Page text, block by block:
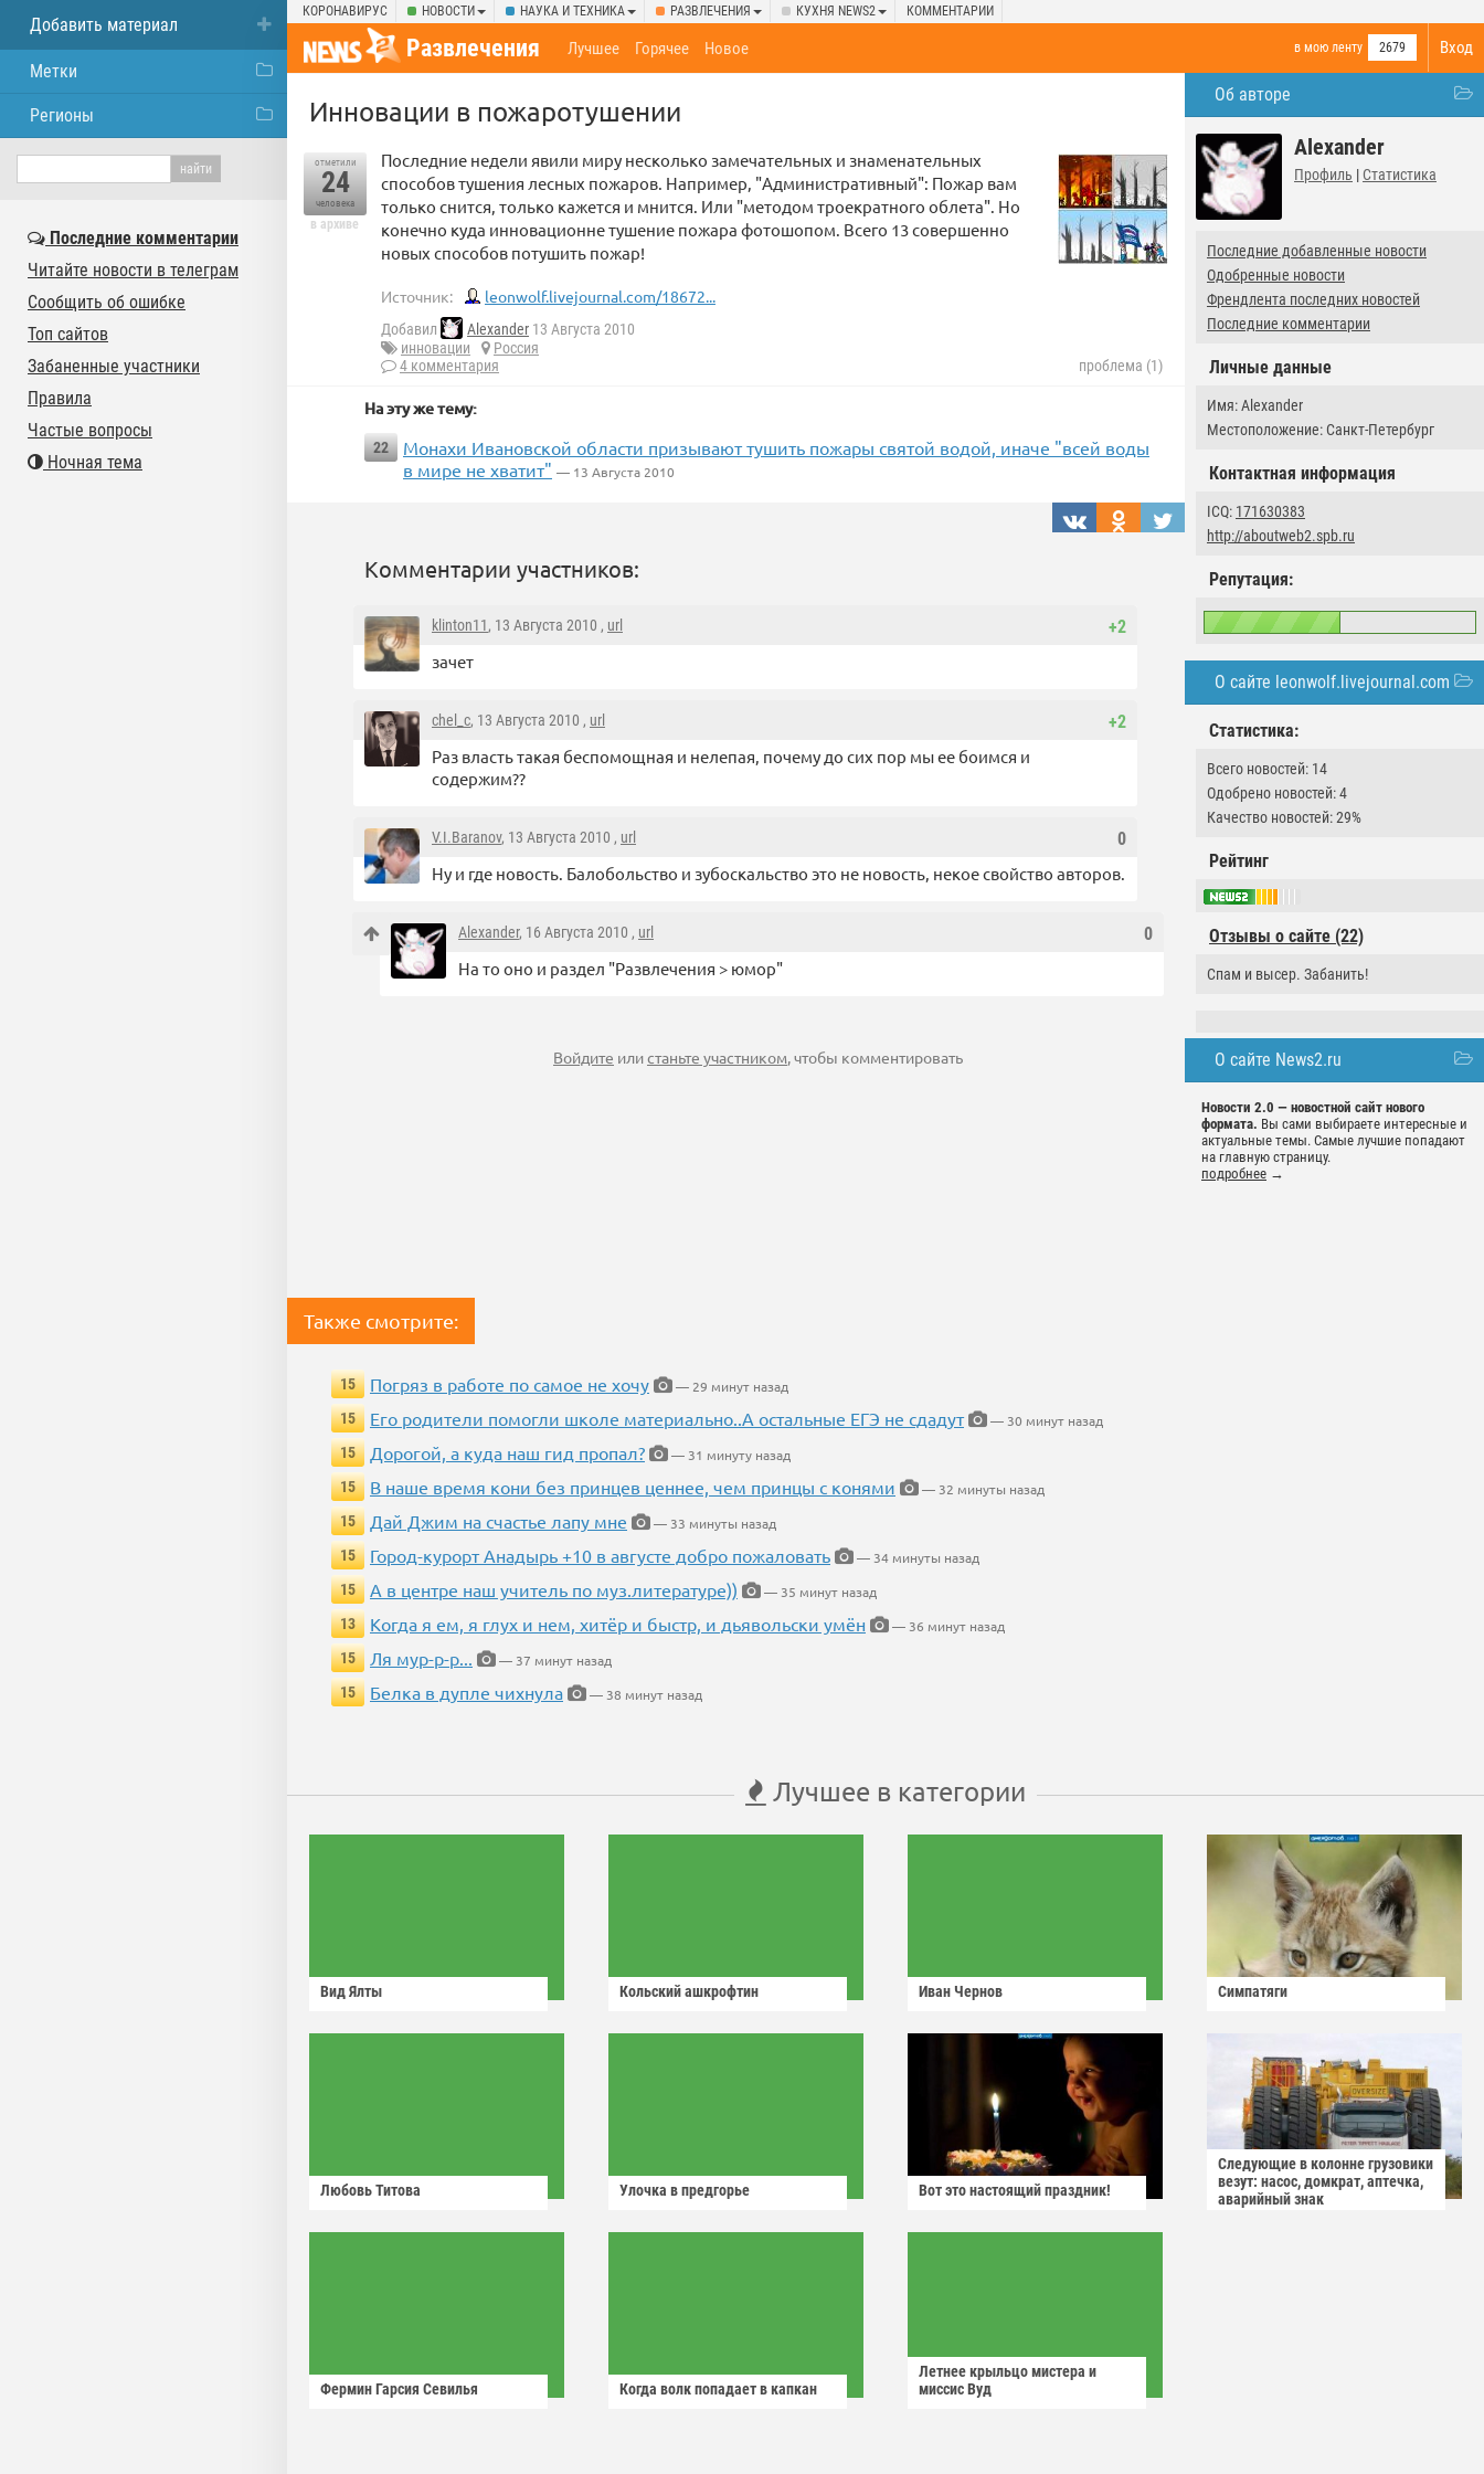
КОРОНАВИРУС НОВОСТИ НАУКА И ТЕХНИКА РАЗВЛЕЧЕНИЯ КУХНЯ NEWS2 КОММЕНТАРИИ
Вход
Развлечения в мою ленту 2679
Лучшее Горячее Новое
Об авторе
Alexander
Профиль | Статистика
Последние добавленные новости
Одобренные новости
Френдлента последних новостей
Последние комментарии
Личные данные
Имя: Alexander
Местоположение: Санкт-Петербург
Контактная информация
ICQ: 171630383
http://aboutweb2.spb.ru
Репутация:
О сайте leonwolf.livejournal.com
Статистика:
Всего новостей: 14
Одобрено новостей: 4
Качество новостей: 29%
Рейтинг
Отзывы о сайте (22)
Спам и высер. Забанить!
О сайте News2.ru
Новости 2.0 — новостной сайт нового
формата. Вы сами выбираете интересные и
актуальные темы. Самые лучшие попадают
на главную страницу.
подробнее →
Инновации в пожаротушении
отметили
24
человека
в архиве
Последние недели явили миру несколько замечательных и знаменательных
способов тушения лесных пожаров. Например, "Административный": Пожар вам
только снится, только кажется и мнится. Или "методом троекратного облета". Но
конечно куда инновационне тушение пожара фотошопом. Всего 13 совершенно
новых способов потушить пожар!
Источник: leonwolf.livejournal.com/18672...
Добавил Alexander 13 Августа 2010
инновации
Россия
4 комментария
проблема (1)
На эту же тему:
22
Монахи Ивановской области призывают тушить пожары святой водой, иначе "всей воды
в мире не хватит" — 13 Августа 2010
Комментарии участников:
+2
klinton11, 13 Августа 2010 , url
зачет
+2
chel_c, 13 Августа 2010 , url
Раз власть такая беспомощная и нелепая, почему до сих пор мы ее боимся и
содержим??
0
V.I.Baranov, 13 Августа 2010 , url
Ну и где новость. Балобольство и зубоскальство это не новость, некое свойство авторов.
0
Alexander, 16 Августа 2010 , url
На то оно и раздел "Развлечения > юмор"
Войдите илистаньте участником, чтобы комментировать
Также смотрите:
15 Погряз в работе по самое не хочу
— 29 минут назад
15
Его родители помогли школе материально..А остальные ЕГЭ не сдадут
— 30 минут назад
15
Дорогой, а куда наш гид пропал?
— 31 минуту назад
15
В наше время кони без принцев ценнее, чем принцы с конями
— 32 минуты назад
15
Дай Джим на счастье лапу мне
— 33 минуты назад
15
Город-курорт Анадырь +10 в августе добро пожаловать
— 34 минуты назад
15
А в центре наш учитель по муз.литературе))
— 35 минут назад
13
Когда я ем, я глух и нем, хитёр и быстр, и дьявольски умён
— 36 минут назад
15
Ля мур-р-р...
— 37 минут назад
15
Белка в дупле чихнула — 38 минут назад
Лучшее в категории
Вид Ялты Кольский ашкрофтин Иван Чернов Симпатяги
Любовь Титова Улочка в предгорье Вот это настоящий праздник!
Следующие в колонне грузовики
везут: насос, домкрат, аптечка,
аварийный знак
Фермин Гарсия Севилья Когда волк попадает в капкан
Летнее крыльцо мистера и
миссис Вуд
Добавить материал
Метки
Регионы
Последние комментарии
Читайте новости в телеграм
Сообщить об ошибке
Топ сайтов
Забаненные участники
Правила
Частые вопросы
Ночная тема